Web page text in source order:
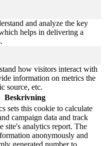
and analyze the key
helps in delivering a
how visitors interact with
information on metrics the
source, etc.
Beskrivning
sets this cookie to calculate
campaign data and track
site's analytics report. The
anonymously and
generated number to